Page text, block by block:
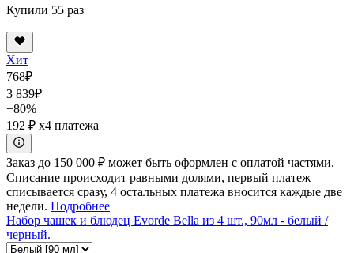
Купили 55 раз
Хит
768₽
3 839₽
−80%
192 ₽ x4 платежа
Заказ до 150 000 ₽ может быть оформлен с оплатой частями.
Списание происходит равными долями, первый платеж
списывается сразу, 4 остальных платежа вносится каждые две
недели. Подробнее
Набор чашек и блюдец Evorde Bella из 4 шт., 90мл - белый /
черный.